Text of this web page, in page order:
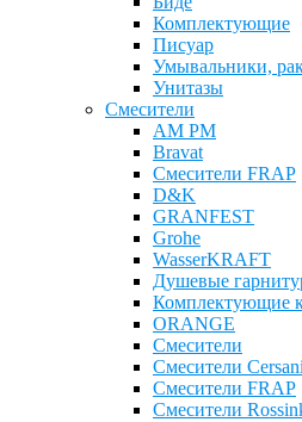
Комплектующие
Писуар
Умывальники,
Унитазы
Смесители
AM PM
Bravat
Cмесители FRAP
D&K
GRANFEST
Grohe
WasserKRAFT
Душевые
Комплектующие
ОRANGE
Смесители
Смесители
Смесители FRAP
Смесители